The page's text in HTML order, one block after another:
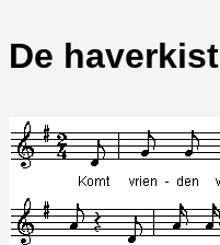
De haverkist